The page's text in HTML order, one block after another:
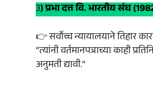
3) प्रभा दत्त वि. भारतीय संघ
👉 सर्वोच्च न्यायालयाने तिहार
“त्यांनी वर्तमानपत्राच्या काही
अनुमती द्यावी.”